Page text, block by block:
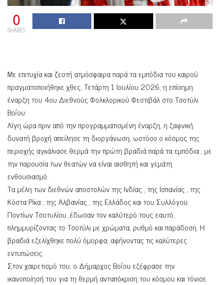
0
SHARES
Με επιτυχία και ζεστή ατμόσφαιρα παρά τα εμπόδια του καιρού
πραγματοποιήθηκε χθες, Τετάρτη 1 Ιουλίου 2026, η επίσημη
έναρξη του 4ου Διεθνούς Φολκλορικού Φεστιβάλ στο Τσοτύλι
Βοΐου.
Λίγη ώρα πριν από την προγραμματισμένη έναρξη, η ξαφνική
δυνατή βροχή απείλησε τη διοργάνωση, ωστόσο ο κόσμος της
περιοχής αγκάλιασε θερμά την πρώτη βραδιά παρά τα εμπόδια , με
την παρουσία των θεατών να είναι αισθητή και γεμάτη
ενθουσιασμό.
Τα μέλη των διεθνών αποστολών της Ινδίας , της Ισπανίας , της
Κόστα Ρίκα , της Αλβανίας , της Ελλάδος και του Συλλόγου
Ποντίων Τσοτυλίου ,έδωσαν τον καλύτερό τους εαυτό,
πλημμυρίζοντας το Τσοτύλι με χρώματα, ρυθμό και παράδοση. Η
βραδιά εξελίχθηκε πολύ όμορφα, αφήνοντας τις καλύτερες
εντυπώσεις.
Στον χαιρετισμό του, ο Δήμαρχος Βοΐου εξέφρασε την
ικανοποίησή του για τη θερμή ανταπόκριση του κόσμου και τόνισε